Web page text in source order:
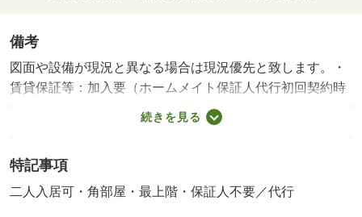
備考
図面や設備が現況と異なる場合は現況優先と致します。・
賃貸保証等：加入要（ホームメイト保証人代行初回契約時
１００００円、月額保証料賃料総額の１％）・インターネ
ット使用料不要♪ 人気の高い角部屋！リビングは１１．３
の交渉は、賃貸住宅センターまで！！ お問い合わせやご
相談はお気軽に☆・駐輪場：有・仲介手数料：１．１ヶ月/
続きを見る
特記事項
二人入居可・角部屋・最上階・保証人不要／代行